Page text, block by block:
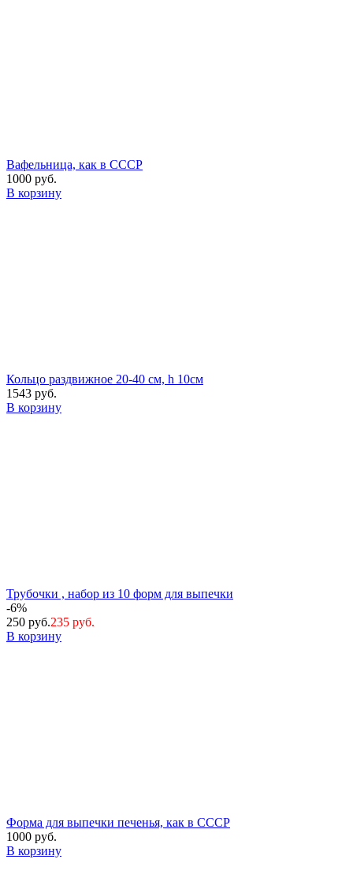
Вафельница, как в СССР
1000 руб.
В корзину
Кольцо раздвижное 20-40 см, h 10см
1543 руб.
В корзину
Трубочки , набор из 10 форм для выпечки
-6%
250 руб.235 руб.
В корзину
Форма для выпечки печенья, как в СССР
1000 руб.
В корзину